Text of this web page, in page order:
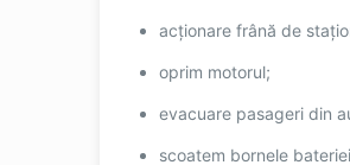
acționare frână de
oprim motorul;
evacuare pasageri din
scoatem bornele